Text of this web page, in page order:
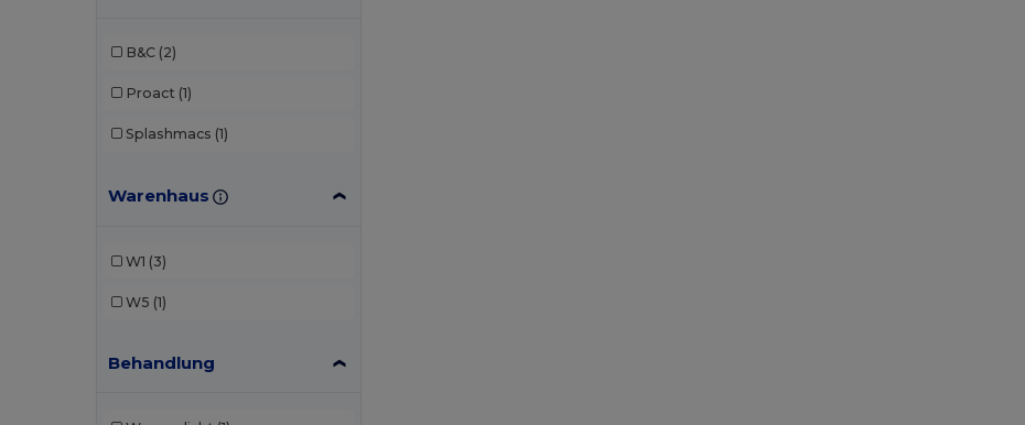
B&C (2)
Proact (1)
Splashmacs (1)
Warenhaus
W1 (3)
W5 (1)
Behandlung